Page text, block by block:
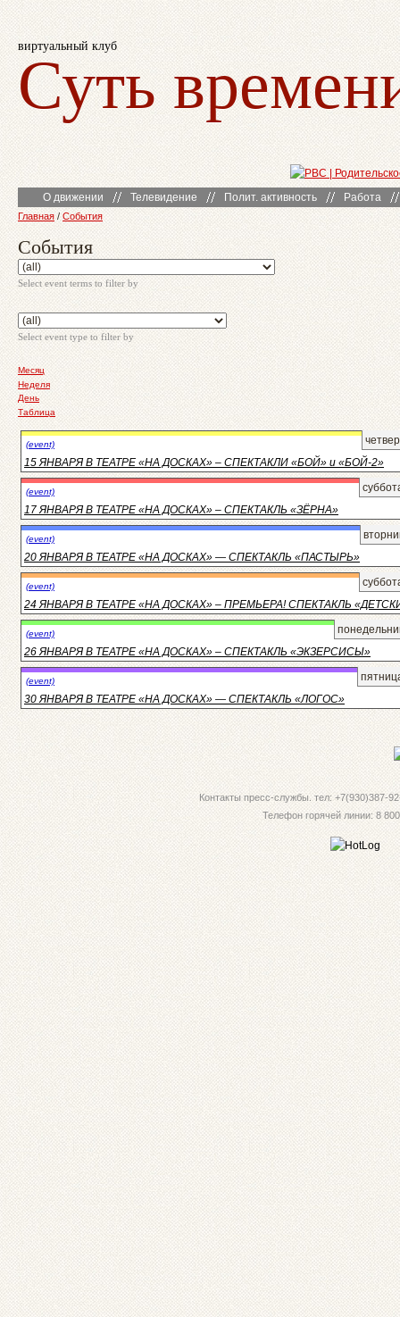
виртуальный клуб
Суть
О движении Телевидение Полит. активность Работа
Главная / События
События
Select event terms to filter by
Select event type to filter by
Месяц
Неделя
День
Таблица
(event)
15 ЯНВАРЯ В ТЕАТРЕ «НА ДОСКАХ» – СПЕКТАКЛИ «БОЙ» и «БОЙ-2»
(event)
17 ЯНВАРЯ В ТЕАТРЕ «НА ДОСКАХ» – СПЕКТАКЛЬ «ЗЁРНА»
(event)
20 ЯНВАРЯ В ТЕАТРЕ «НА ДОСКАХ» — СПЕКТАКЛЬ «ПАСТЫРЬ»
(event)
24 ЯНВАРЯ В ТЕАТРЕ «НА ДОСКАХ» – ПРЕМЬЕРА! СПЕКТАКЛЬ
(event)
26 ЯНВАРЯ В ТЕАТРЕ «НА ДОСКАХ» – СПЕКТАКЛЬ «ЭКЗЕРСИСЫ»
(event)
30 ЯНВАРЯ В ТЕАТРЕ «НА ДОСКАХ» — СПЕКТАКЛЬ «ЛОГОС»
Контакты пресс-службы. тел: +7(930)387-
Телефон горячей линии: 8